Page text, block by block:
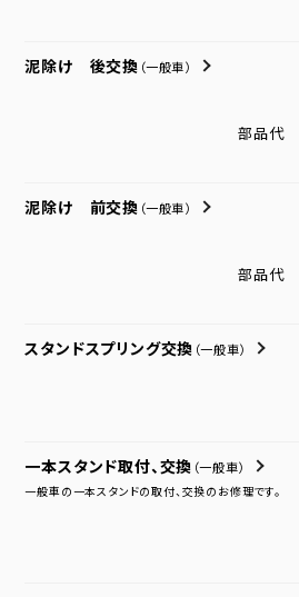
泥除け 後交換 （一般車）
部品代
泥除け 前交換 （一般車）
部品代
スタンドスプリング交換 （一般車）
一本スタンド取付、交換 （一般車）
一般車の一本スタンドの取付、交換のお修理です。